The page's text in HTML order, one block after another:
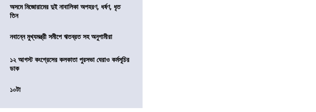
অসমে মিজোরামের দুই নাবালিকা অপহরণ, ধর্ষণ, ধৃত
তিন
নবান্নে মুখ্যমন্ত্রী সমীপে ঋতব্রত সহ অনুগামীরা
১২ আগস্ট কংগ্রেসের কলকাতা পুরসভা ঘেরাও কর্মসূচির
ডাক
১০টা